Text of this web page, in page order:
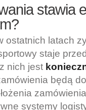
stawia
ostatnich latach
staje
nich jest
będą
systemy